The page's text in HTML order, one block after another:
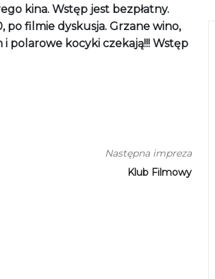
kina. Wstęp jest bezpłatny.
po filmie dyskusja. Grzane wino,
polarowe kocyki czekają!!! Wstęp
Następna impreza
Klub Filmowy